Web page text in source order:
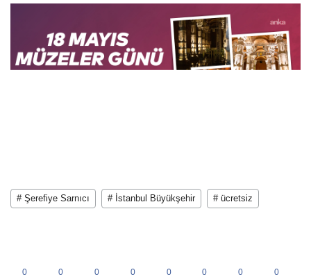
# Şerefiye Sarnıcı # İstanbul Büyükşehir # ücretsiz